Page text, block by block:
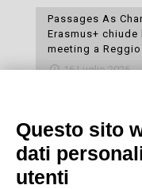
Passages As
Erasmus+ chiude
meeting a Reggio
16 Luglio 2026
Esami di
cura della
16 Luglio 2026
Questo sito
dati
utenti